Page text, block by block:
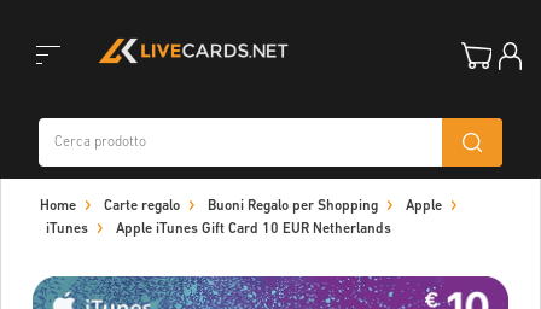
navigation
Home Carte regalo Buoni Regalo per Shopping
Apple
iTunes
Apple iTunes Gift Card 10 EUR Netherlands